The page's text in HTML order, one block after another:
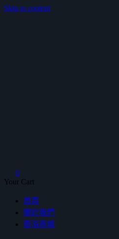
Skip to content
0
Your Cart
首頁
關於我們
衛浴商城